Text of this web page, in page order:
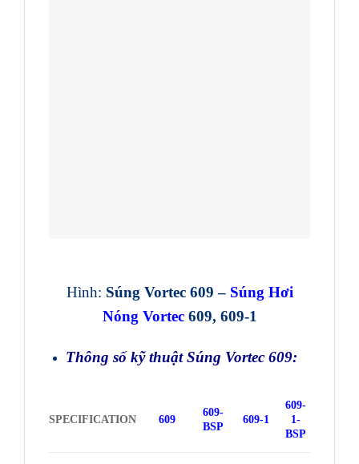
Hình: Súng Vortec 609 – Súng Hơi
Nóng Vortec609, 609-1
Thông số kỹ thuật Súng Vortec 609:
SPECIFICATION 609
609-
BSP
609-1
609-
1-
BSP